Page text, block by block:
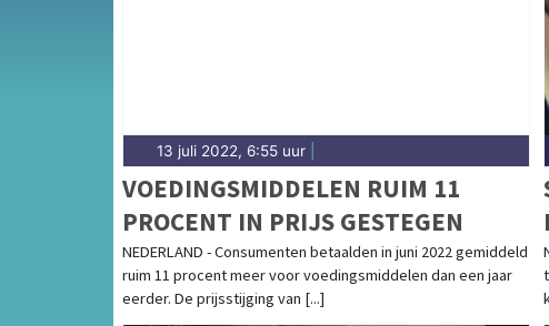
13 juli 2022, 6:55 uur
VOEDINGSMIDDELEN RUIM 11
PROCENT IN PRIJS GESTEGEN
NEDERLAND - Consumenten betaalden in juni 2022 gemiddeld
ruim 11 procent meer voor voedingsmiddelen dan een jaar
eerder. De prijsstijging van [...]